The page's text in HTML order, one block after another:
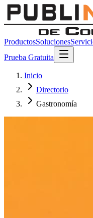
ProductosSoluciones
Prueba Gratuita
Inicio
Directorio
Gastronomía